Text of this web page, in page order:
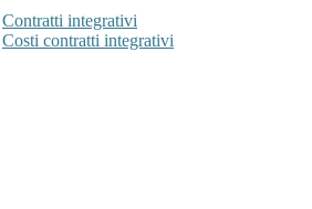
Contratti integrativi
Costi contratti integrativi